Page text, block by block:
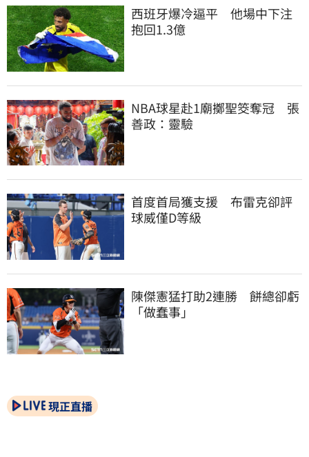
西班牙爆冷逼平　他場中下注
抱回1.3億
NBA球星赴1廟擲聖筊奪冠　張
善政：靈驗
首度首局獲支援　布雷克卻評
球威僅D等級
陳傑憲猛打助2連勝　餅總卻虧
「做蠢事」
現正直播